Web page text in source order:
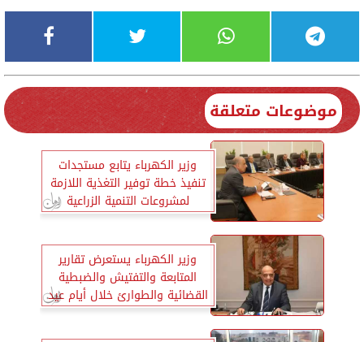
موضوعات متعلقة
وزير الكهرباء يتابع مستجدات
تنفيذ خطة توفير التغذية اللازمة
لمشروعات التنمية الزراعية
وزير الكهرباء يستعرض تقارير
المتابعة والتفتيش والضبطية
القضائية والطوارئ خلال أيام عيد
الفطر